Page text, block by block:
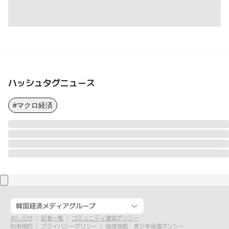
ハッシュタグニュース
#マクロ経済
韓国経済メディアグループ
おしらせ 記者一覧
コミュニティ運営ポリシー
利用規約
プライバシーポリシー 倫理規範・青少年保護ポリシー